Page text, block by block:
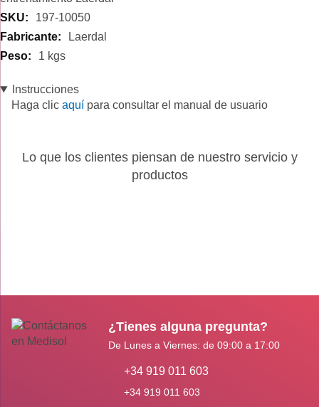
197-10050
Laerdal
1 kgs
Instrucciones
Haga clic aquí para consultar el manual de usuario
Lo que los clientes piensan de nuestro servicio y
productos
¿Tienes alguna pregunta?
De Lunes a Viernes: de 09:00 a 17:00
+34 919 011 603
+34 919 011 603